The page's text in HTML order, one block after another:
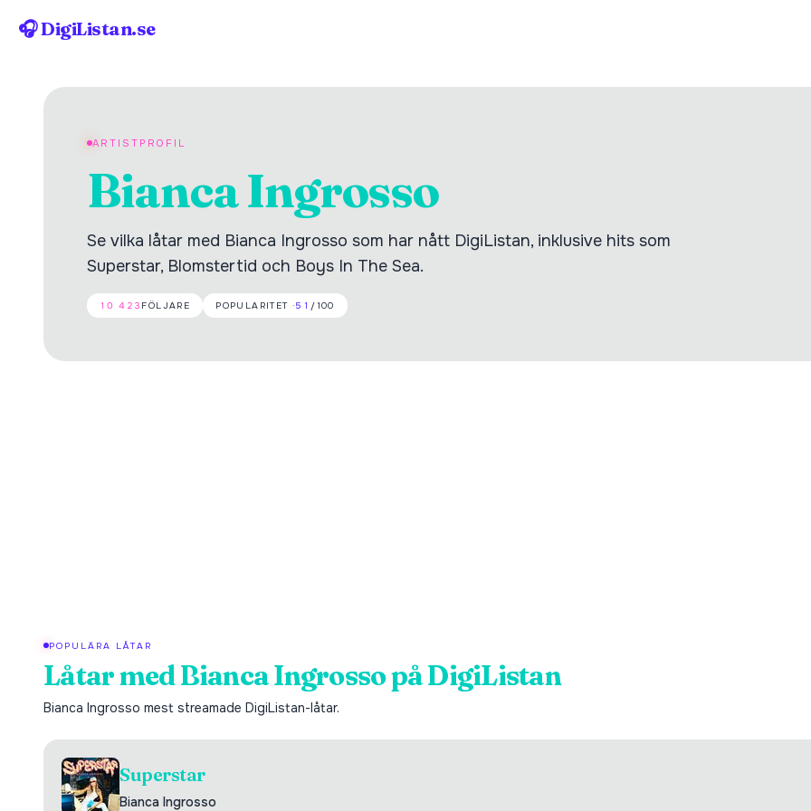
🎧 DigiListan.se
ARTISTPROFIL
Bianca Ingrosso
Se vilka låtar med Bianca Ingrosso som har nått DigiListan, inklusive hits som
Superstar, Blomstertid och Boys In The Sea.
10 423 FÖLJARE POPULARITET ·51 /100
POPULÄRA LÅTAR
Låtar medBianca Ingrossopå DigiListan
Bianca Ingrosso mest streamade DigiListan-låtar.
Superstar
Bianca Ingrosso